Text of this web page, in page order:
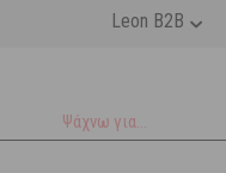
Leon B2B